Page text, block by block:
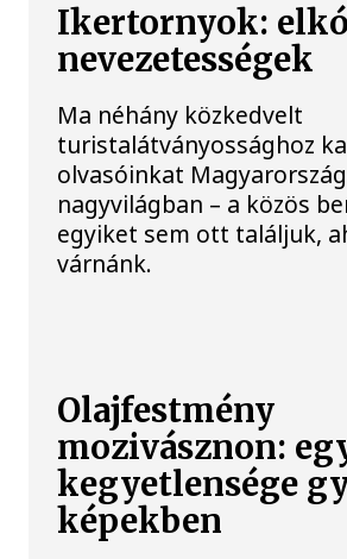
Ikertornyok:
nevezetességek
Ma néhány közkedvelt
turistalátványossághoz
olvasóinkat
nagyvilágban – a közös
egyiket sem ott találjuk,
várnánk.
Olajfestmény
mozivásznon:
kegyetlensége
képekben